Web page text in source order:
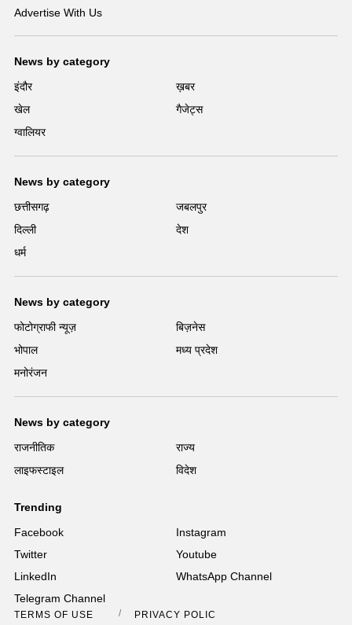
Advertise With Us
News by category
इंदौर
ख़बर
खेल
गैजेट्स
ग्वालियर
News by category
छत्तीसगढ़
जबलपुर
दिल्ली
देश
धर्म
News by category
फोटोग्राफी न्यूज़
बिज़नेस
भोपाल
मध्य प्रदेश
मनोरंजन
News by category
राजनीतिक
राज्य
लाइफस्टाइल
विदेश
Trending
Facebook
Instagram
Twitter
Youtube
LinkedIn
WhatsApp Channel
Telegram Channel
TERMS OF USE PRIVACY POLICY